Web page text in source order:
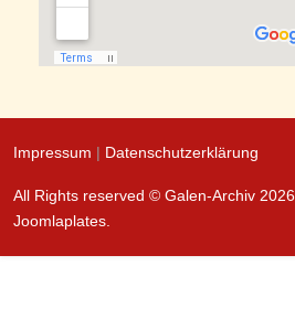
Impressum | Datenschutzerklärung
All Rights reserved © Galen-Archiv
Joomlaplates